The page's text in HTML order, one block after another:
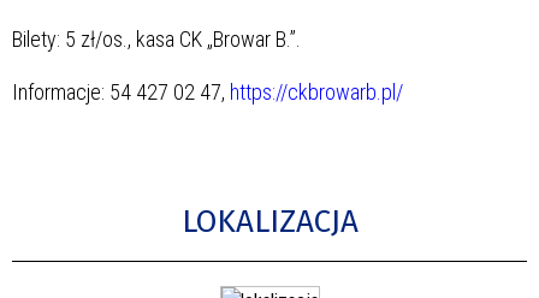
Bilety: 5 zł/os., kasa CK „Browar B.”.
Informacje: 54 427 02 47, https://ckbrowarb.pl/
LOKALIZACJA